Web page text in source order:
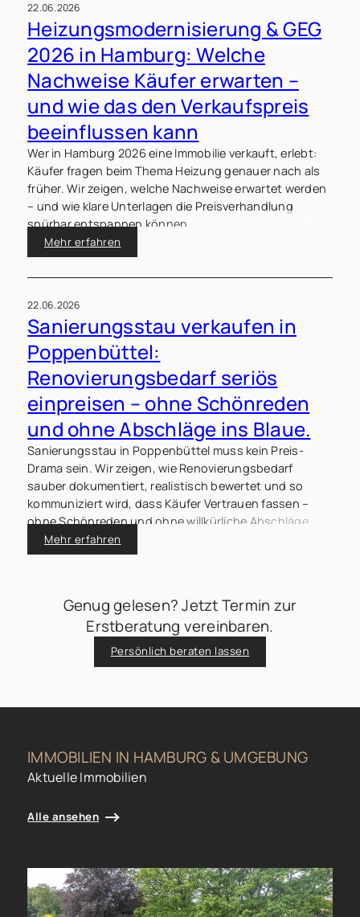
22.06.2026
Heizungsmodernisierung & GEG
2026 in Hamburg: Welche
Nachweise Käufer erwarten –
und wie das den Verkaufspreis
beeinflussen kann
Wer in Hamburg 2026 eine Immobilie verkauft, erlebt:
Käufer fragen beim Thema Heizung genauer nach als
früher. Wir zeigen, welche Nachweise erwartet werden
– und wie klare Unterlagen die Preisverhandlung
spürbar entspannen können.
Mehr erfahren
22.06.2026
Sanierungsstau verkaufen in
Poppenbüttel:
Renovierungsbedarf seriös
einpreisen – ohne Schönreden
und ohne Abschläge ins Blaue.
Sanierungsstau in Poppenbüttel muss kein Preis-
Drama sein. Wir zeigen, wie Renovierungsbedarf
sauber dokumentiert, realistisch bewertet und so
kommuniziert wird, dass Käufer Vertrauen fassen –
ohne Schönreden und ohne willkürliche Abschläge.
Mehr erfahren
Genug gelesen? Jetzt Termin zur
Erstberatung vereinbaren.
Persönlich beraten lassen
IMMOBILIEN IN HAMBURG & UMGEBUNG
Aktuelle Immobilien
Alle ansehen